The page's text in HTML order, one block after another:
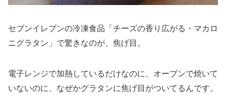
セブンイレブンの冷凍食品「チーズの香り広がる・マカロ
ニグラタン」で驚きなのが、焦げ目。
電子レンジで加熱しているだけなのに、オーブンで焼いて
いないのに、なぜかグラタンに焦げ目がついてるんです。